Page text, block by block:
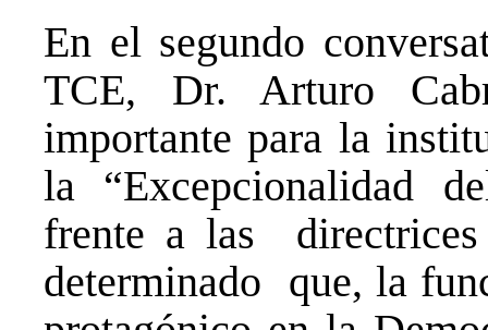
En el segundo
TCE, Dr. Arturo
importante para la
la “Excepcionalidad
frente a las
determinado que, la